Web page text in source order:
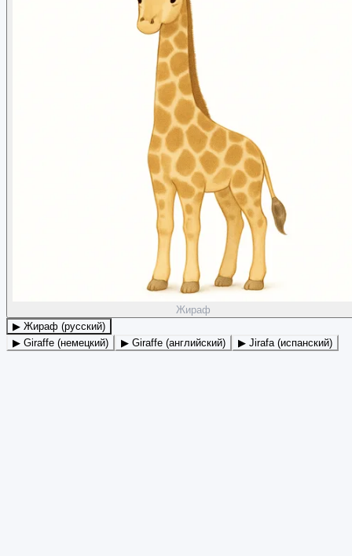
Жираф
▶ Жираф (русский)
▶ Giraffe (немецкий)
▶ Giraffe (английский) ▶ Jirafa (испанский)